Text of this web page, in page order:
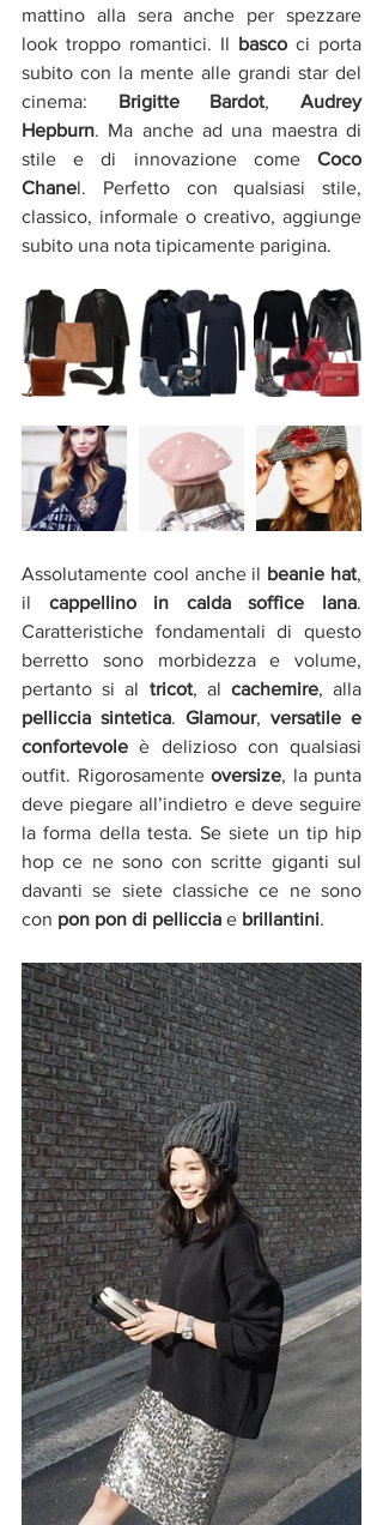
mattino alla sera anche per spezzare
look troppo romantici. Il basco ci porta
subito con la mente alle grandi star del
cinema: Brigitte Bardot, Audrey
Hepburn. Ma anche ad una maestra di
stile e di innovazione come Coco
Chanel. Perfetto con qualsiasi stile,
classico, informale o creativo, aggiunge
subito una nota tipicamente parigina.
Assolutamente cool anche il beanie hat,
il cappellino in calda soffice lana.
Caratteristiche fondamentali di questo
berretto sono morbidezza e volume,
pertanto si al tricot, al cachemire
pelliccia sintetica. Glamour, versatile e
confortevole è delizioso con qualsiasi
outfit. Rigorosamente oversize, la punta
deve piegare all’indietro e deve seguire
la forma della testa. Se siete un tip hip
hop ce ne sono con scritte giganti sul
davanti se siete classiche ce ne sono
con pon pon di pelliccia e brillantini.